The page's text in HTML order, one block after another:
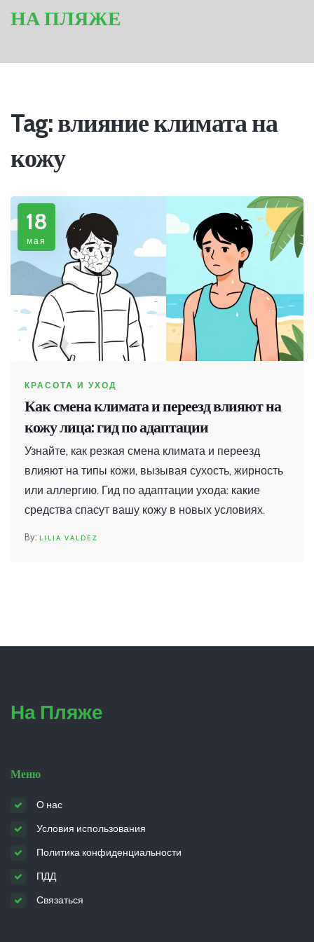
НА ПЛЯЖЕ
Tag: влияние климата на
кожу
18
мая
КРАСОТА И УХОД
Как смена климата и переезд влияют на
кожу лица: гид по адаптации
Узнайте, как резкая смена климата и переезд
влияют на типы кожи, вызывая сухость, жирность
или аллергию. Гид по адаптации ухода: какие
средства спасут вашу кожу в новых условиях.
LILIA VALDEZ
На Пляже
Меню
О нас
Условия использования
Политика конфиденциальности
ПДД
Связаться